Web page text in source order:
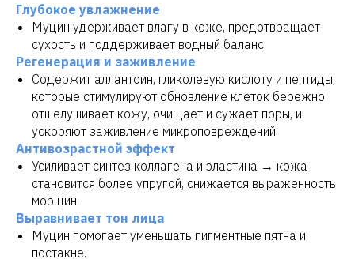
Глубокое увлажнение
Муцин удерживает влагу в коже, предотвращает
сухость и поддерживает водный баланс.
Регенерация и заживление
Содержит аллантоин, гликолевую кислоту и пептиды,
которые стимулируют обновление клеток бережно
отшелушивает кожу, очищает и сужает поры, и
ускоряют заживление микроповреждений.
Антивозрастной эффект
Усиливает синтез коллагена и эластина → кожа
становится более упругой, снижается выраженность
морщин.
Выравнивает тон лица
Муцин помогает уменьшать пигментные пятна и
постакне.